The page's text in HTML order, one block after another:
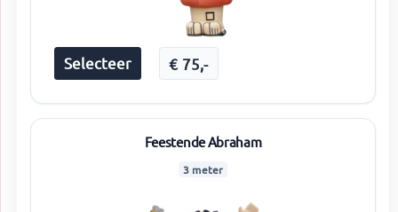
Selecteer € 75,-
Feestende Abraham
3 meter